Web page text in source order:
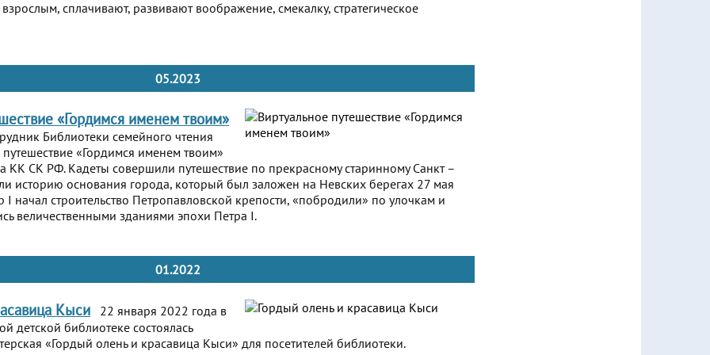
сплачивают, развивают воображение, смекалку, стратегическое
05.2023
«Гордимся именем твоим»
Библиотеки семейного чтения
«Гордимся именем твоим»
КК СК РФ. Кадеты совершили путешествие по прекрасному старинному Санкт –
историю основания города, который был заложен на Невских берегах 27 мая
I начал строительство Петропавловской крепости, «побродили» по улочкам и
величественными зданиями эпохи Петра I.
01.2022
Кыси
22 января 2022 года в
детской библиотеке состоялась
«Гордый олень и красавица Кыси» для посетителей библиотеки.